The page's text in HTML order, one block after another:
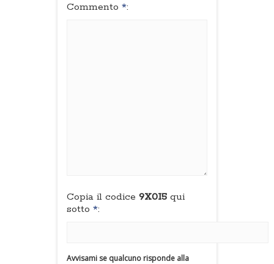
Commento *:
Copia il codice 9X0I5 qui
sotto *:
Avvisami se qualcuno risponde alla